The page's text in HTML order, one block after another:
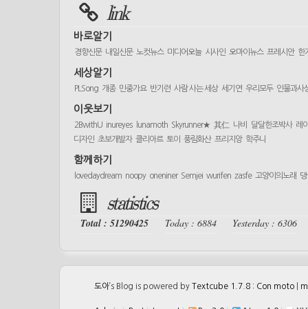
link
바로알기
경향신문 내일신문 노컷뉴스 미디어오늘 시사인 오마이뉴스 프레시안 한
세상알기
PLSong 개종 민중가요 반기련 사람 사는 세상 세기연 우리모두 인물과사
이웃보기
2BwithU inureyes lunamoth Skyrunner★ 其仁 나비 달달한조박사 레
디자인 초보개발자 클리아르 토이 풍림화산 프리지앙 학주니
함께하기
lovedaydream noopy oneniner Semjei wurifen zasfe 고양이의노래
statistics
Total : 51290425 Today : 6884 Yesterday : 6306
도아’s Blog is powered by Textcube 1.7.8 : Con moto